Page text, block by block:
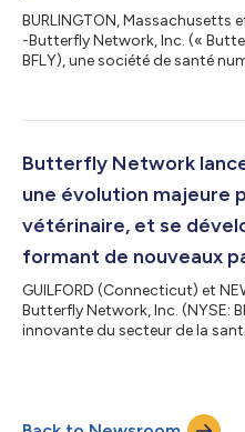
BURLINGTON, Massachusetts
-Butterfly Network, Inc. («
BFLY), une société de santé
aujourd'hui l'obtention de son
MDR) pour le système
certification su...
Butterfly Network
une évolution majeure
vétérinaire, et se
formant de nouveaux
GUILFORD (Connecticut) et
Butterfly Network, Inc. (NYSE:
innovante du secteur de la
vétérinaire en lançant son